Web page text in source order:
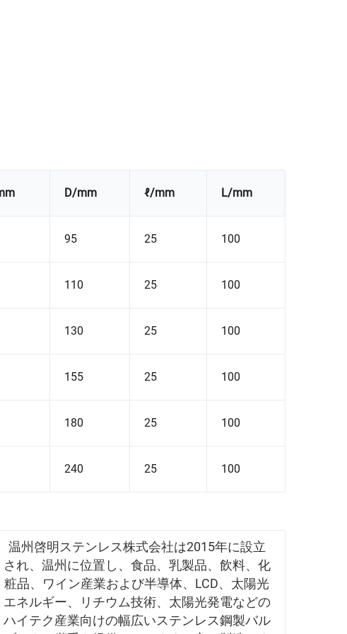
D/mm ℓ/mm L/mm
95 25 100
110 25 100
130 25 100
155 25 100
180 25 100
240 25 100
温州啓明ステンレス株式会社は2015年に設立
され、温州に位置し、食品、乳製品、飲料、化
粧品、ワイン産業および半導体、LCD、太陽光
エネルギー、リチウム技術、太陽光発電などの
ハイテク産業向けの幅広いステンレス鋼製バル